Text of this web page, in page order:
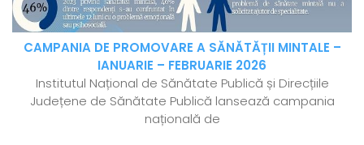
CAMPANIA DE PROMOVARE A SĂNĂTĂȚII MINTALE –
IANUARIE – FEBRUARIE 2026
Institutul Național de Sănătate Publică și Direcțiile
Județene de Sănătate Publică lansează campania
națională de